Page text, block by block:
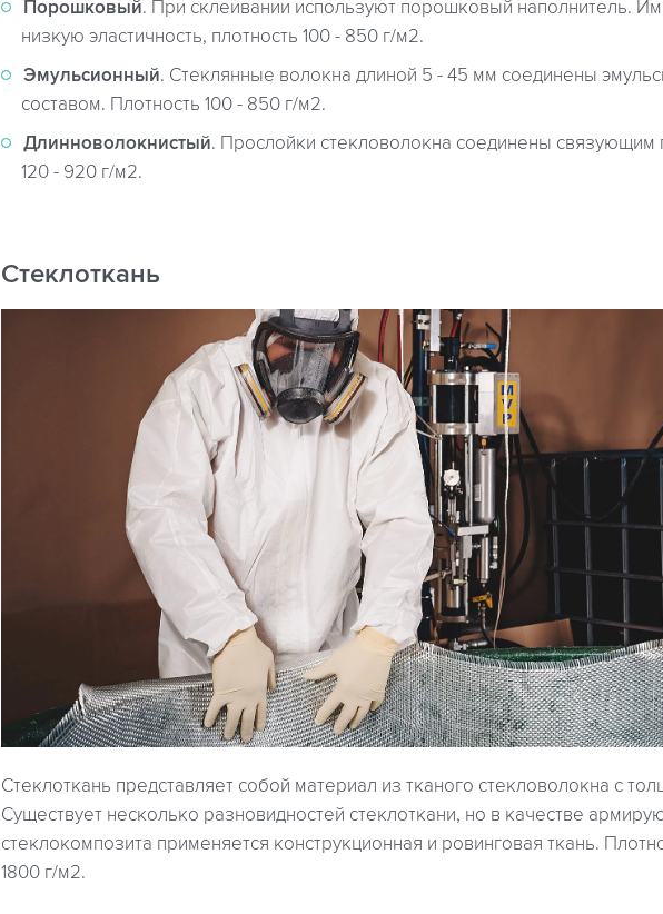
Порошковый. При склеивании используют порошковый наполнитель.
низкую эластичность, плотность 100 - 850 г/м2.
Эмульсионный. Стеклянные волокна длиной 5 - 45 мм соединены
составом. Плотность 100 - 850 г/м2.
Длинноволокнистый. Прослойки стекловолокна соединены связующим
120 - 920 г/м2.
Стеклоткань
Стеклоткань представляет собой материал из тканого стекловолокна с
Существует несколько разновидностей стеклоткани, но в качестве
стеклокомпозита применяется конструкционная и ровинговая ткань.
1800 г/м2.